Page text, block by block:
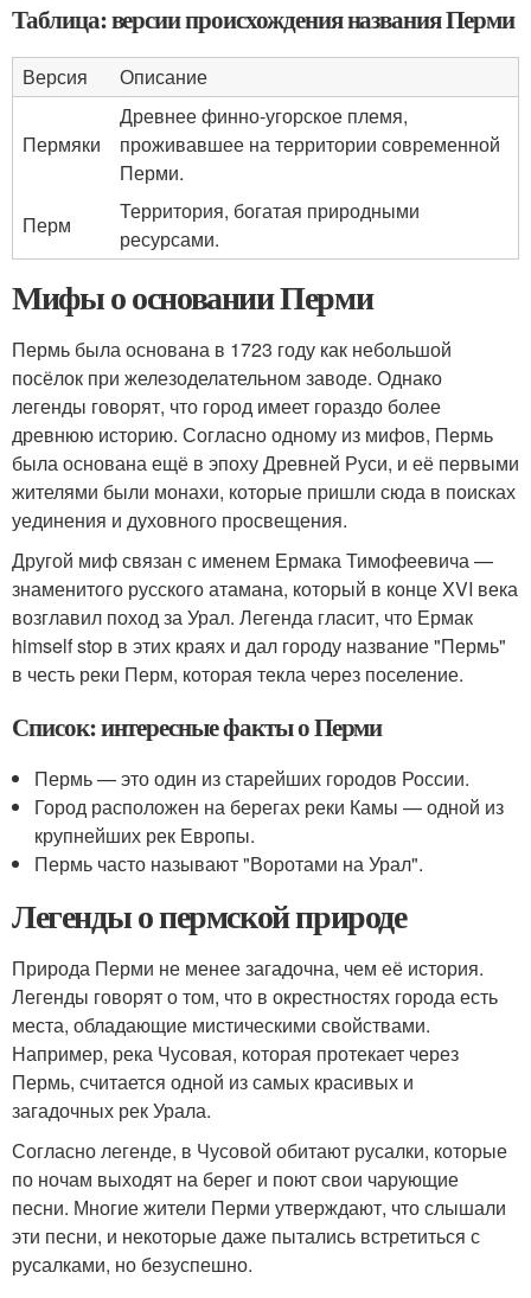
Таблица: версии происхождения названия Перми
Версия Описание
Пермяки
Древнее финно-угорское племя,
проживавшее на территории современной
Перми.
Перм
Территория, богатая природными
ресурсами.
Мифы о основании Перми
Пермь была основана в 1723 году как небольшой
посёлок при железоделательном заводе. Однако
легенды говорят, что город имеет гораздо более
древнюю историю. Согласно одному из мифов, Пермь
была основана ещё в эпоху Древней Руси, и её первыми
жителями были монахи, которые пришли сюда в поисках
уединения и духовного просвещения.
Другой миф связан с именем Ермака Тимофеевича —
знаменитого русского атамана, который в конце XVI века
возглавил поход за Урал. Легенда гласит, что Ермак
himself stop в этих краях и дал городу название "Пермь"
в честь реки Перм, которая текла через поселение.
Список: интересные факты о Перми
Пермь — это один из старейших городов России.
Город расположен на берегах реки Камы — одной из
крупнейших рек Европы.
Пермь часто называют "Воротами на Урал".
Легенды о пермской природе
Природа Перми не менее загадочна, чем её история.
Легенды говорят о том, что в окрестностях города есть
места, обладающие мистическими свойствами.
Например, река Чусовая, которая протекает через
Пермь, считается одной из самых красивых и
загадочных рек Урала.
Согласно легенде, в Чусовой обитают русалки, которые
по ночам выходят на берег и поют свои чарующие
песни. Многие жители Перми утверждают, что слышали
эти песни, и некоторые даже пытались встретиться с
русалками, но безуспешно.